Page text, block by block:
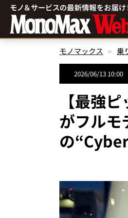
モノマックス 乗
2026/06/13 10:00
【最強
がフルモ
の